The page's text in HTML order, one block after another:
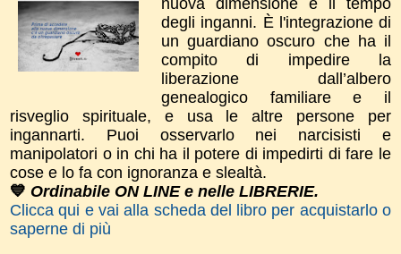
degli inganni. È l'integrazione di
un guardiano oscuro che ha il
compito di impedire la
liberazione dall’albero
genealogico familiare e il
risveglio spirituale, e usa le altre persone per
ingannarti. Puoi osservarlo nei narcisisti e
manipolatori o in chi ha il potere di impedirti di fare le
cose e lo fa con ignoranza e slealtà.
💙 Ordinabile ON LINE e nelle LIBRERIE.
Clicca qui e vai alla scheda del libro per acquistarlo o
saperne di più